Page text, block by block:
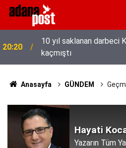
20:20
10 yıl saklanan darbeci
kaçmıştı
Anasayfa GÜNDEM
Hayati
Yazarın Tüm